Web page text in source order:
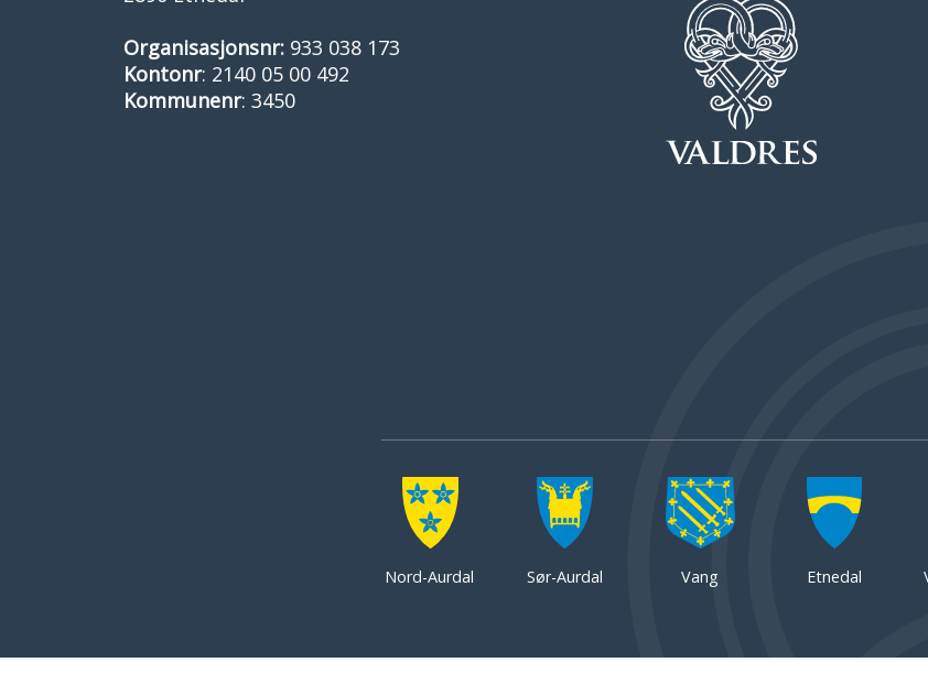
Organisasjonsnr: 933 038 173
Kontonr: 2140 05 00 492
Kommunenr: 3450
Nord-Aurdal Sør-Aurdal Vang Etnedal